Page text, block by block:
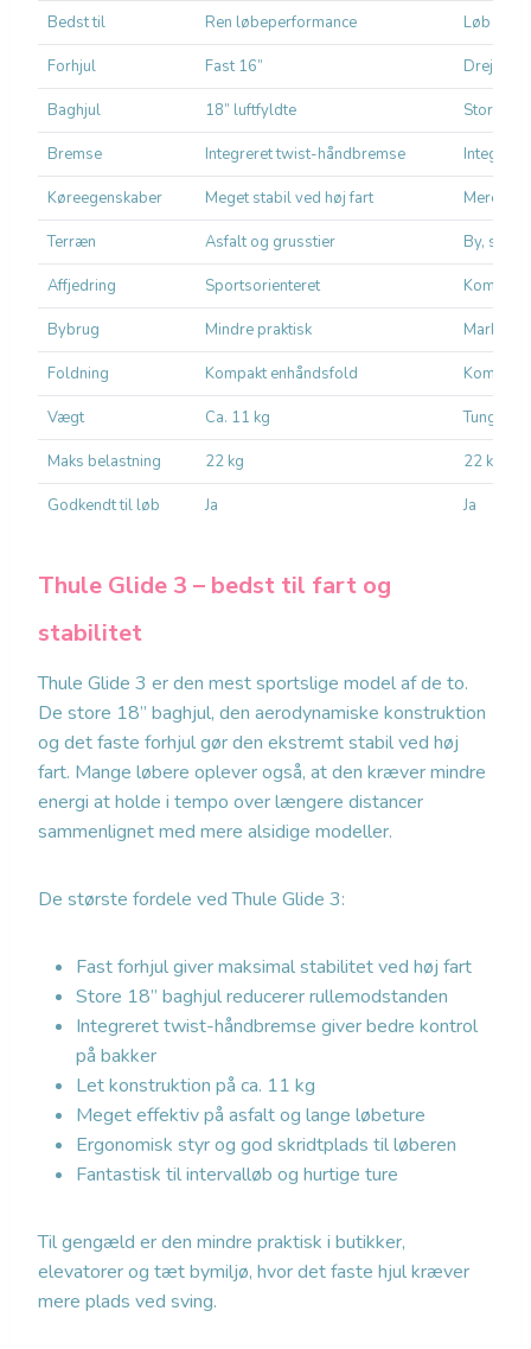
Bedst til Ren løbeperformance Løb +
Forhjul Fast 16”
Baghjul 18” luftfyldte Store
Bremse Integreret twist-håndbremse
Køreegenskaber Meget stabil ved høj fart Mere
Terræn Asfalt og grusstier By, skov
Affjedring Sportsorienteret
Bybrug Mindre praktisk Markant
Foldning Kompakt enhåndsfold Kompakt
Vægt Ca. 11 kg Tungere
Maks belastning 22 kg 22 kg
Godkendt til løb Ja Ja
Thule Glide 3 – bedst til fart og
stabilitet
Thule Glide 3 er den mest sportslige model af de to.
De store 18” baghjul, den aerodynamiske konstruktion
og det faste forhjul gør den ekstremt stabil ved høj
fart. Mange løbere oplever også, at den kræver mindre
energi at holde i tempo over længere distancer
sammenlignet med mere alsidige modeller.
De største fordele ved Thule Glide 3:
Fast forhjul giver maksimal stabilitet ved høj fart
Store 18” baghjul reducerer rullemodstanden
Integreret twist-håndbremse giver bedre kontrol
på bakker
Let konstruktion på ca. 11 kg
Meget effektiv på asfalt og lange løbeture
Ergonomisk styr og god skridtplads til løberen
Fantastisk til intervalløb og hurtige ture
Til gengæld er den mindre praktisk i butikker,
elevatorer og tæt bymiljø, hvor det faste hjul kræver
mere plads ved sving.